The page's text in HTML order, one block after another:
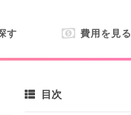
す 費用を見る
目次